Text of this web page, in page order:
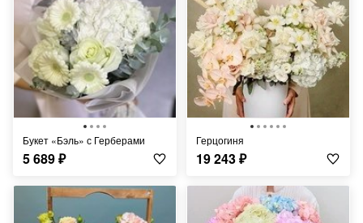
Букет «Бэль» с Герберами
5 689₽
Герцогиня
19 243₽